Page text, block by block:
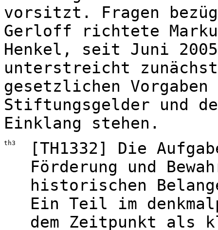
vorsitzt. Fragen
Gerloff richtete
Henkel, seit Juni
unterstreicht
gesetzlichen Vorgaben
Stiftungsgelder und
Einklang stehen.
th3
[TH1332] Die
Förderung und
historischen
Ein Teil im
dem Zeitpunkt als